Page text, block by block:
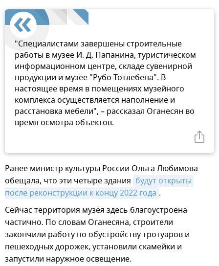
"Специалистами завершены строительные
работы в музее И. Д. Папанина, туристическом
информационном центре, складе сувенирной
продукции и музее "Рубо-Тотлебена". В
настоящее время в помещениях музейного
комплекса осуществляется наполнение и
расстановка мебели", – рассказал Оганесян во
время осмотра объектов.
Ранее министр культуры России Ольга Любимова
обещала, что эти четыре здания будут открыты
после реконструкции к концу 2022 года .
Сейчас территория музея здесь благоустроена
частично. По словам Оганесяна, строители
закончили работу по обустройству тротуаров и
пешеходных дорожек, установили скамейки и
запустили наружное освещение.